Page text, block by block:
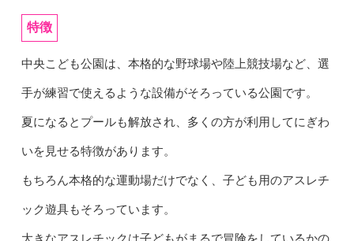
特徴
中央こども公園は、本格的な野球場や陸上競技場など、選
手が練習で使えるような設備がそろっている公園です。
夏になるとプールも解放され、多くの方が利用してにぎわ
いを見せる特徴があります。
もちろん本格的な運動場だけでなく、子ども用のアスレチ
ック遊具もそろっています。
大きなアスレチックは子どもがまるで冒険をしているかの